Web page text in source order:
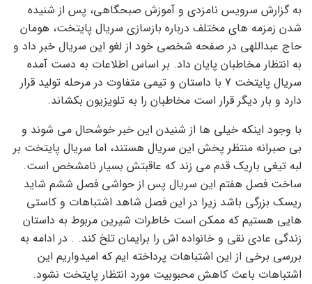
به گزارش سرویس نامزدی و آموزش صبحگاهی، پس از شنیده
شدن زمزمه های مختلف درباره بازسازی سریال پایتخت، هومان
حاج عبداللهی در صفحه شخصی خود از لغو این سریال خبر داد و
به انتظار مخاطبان پایان داد. بر اساس اطلاعات به دست آمده
سریال پایتخت 7 با داستان و تیمی متفاوت در مرحله تولید قرار
دارد و بار دیگر قرار است مخاطبان را به تلویزیون بکشاند.
با وجود اینکه خیلی ها از شنیدن این خبر خوشحال می شوند و
بی صبرانه منتظر پخش این سریال هستند، اما سریال پایتخت بر
لبه تیغی باریک قدم می زند که عاقبتش بسیار نامشخص است.
ساخت فصل هفتم این سریال پس از حواشی فصل ششم شاید
ریسک بزرگی باشد زیرا در این فصل شاهد اشتباهات و کاستی
هایی هستیم که ممکن است خاطرات شیرین مربوط به داستان
زندگی عادی نقی و خانواده اش را برایمان تلخ کند. . در ادامه به
بررسی برخی از این اشتباهات پرداخته ایم که امیدواریم این
اشتباهات باعث کاهش محبوبیت مورد انتظار پایتخت نشود.